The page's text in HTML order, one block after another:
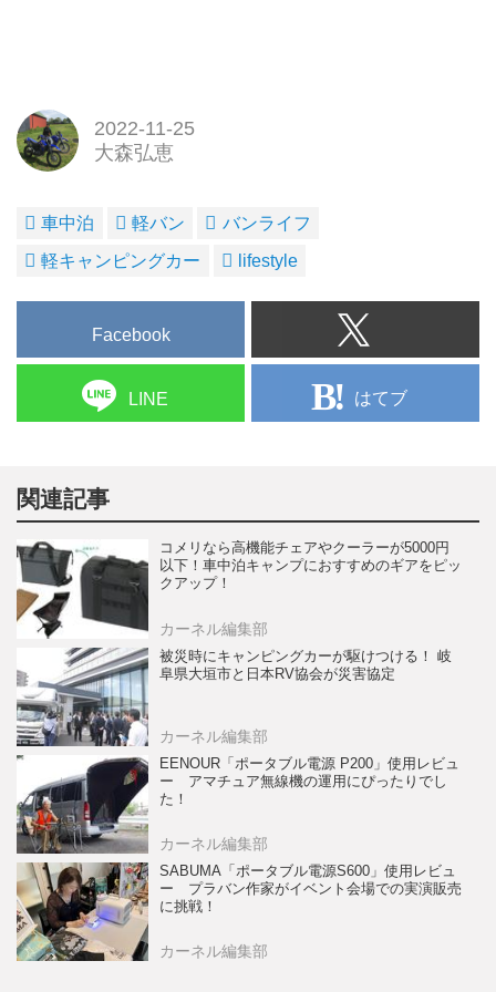
2022-11-25
大森弘恵
車中泊 軽バン
バンライフ
軽キャンピングカー
lifestyle
Facebook
LINE はてブ
関連記事
コメリなら高機能チェアやクーラーが5000円
以下！車中泊キャンプにおすすめのギアをピッ
クアップ！
カーネル編集部
被災時にキャンピングカーが駆けつける！ 岐
阜県大垣市と日本RV協会が災害協定
カーネル編集部
EENOUR「ポータブル電源 P200」使用レビュ
ー アマチュア無線機の運用にぴったりでし
た！
カーネル編集部
SABUMA「ポータブル電源S600」使用レビュ
ー プラバン作家がイベント会場での実演販売
に挑戦！
カーネル編集部